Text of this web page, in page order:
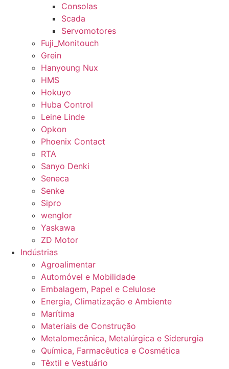
Consolas
Scada
Servomotores
Fuji_Monitouch
Grein
Hanyoung Nux
HMS
Hokuyo
Huba Control
Leine Linde
Opkon
Phoenix Contact
RTA
Sanyo Denki
Seneca
Senke
Sipro
wenglor
Yaskawa
ZD Motor
Indústrias
Agroalimentar
Automóvel e Mobilidade
Embalagem, Papel e Celulose
Energia, Climatização e Ambiente
Marítima
Materiais de Construção
Metalomecânica, Metalúrgica e Siderurgia
Química, Farmacêutica e Cosmética
Têxtil e Vestuário